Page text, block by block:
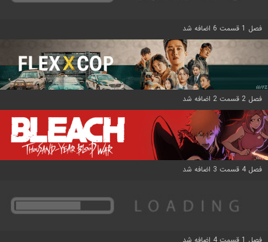
فصل 1 قسمت 6 اضافه شد
فصل 2 قسمت 2 اضافه شد
فصل 4 قسمت 3 اضافه شد